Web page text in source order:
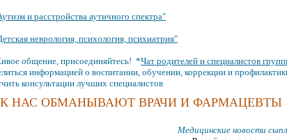
и расстройства аутичного спектра"
неврология, психология, психиатрия"
общение, присоединяйтесь! *Чат родителей и специалистов
информацией о воспитании, обучении, коррекции и
консультации лучших специалистов
НАС ОБМАНЫВАЮТ ВРАЧИ И ФАРМАЦЕВТЫ
Медицинские новости